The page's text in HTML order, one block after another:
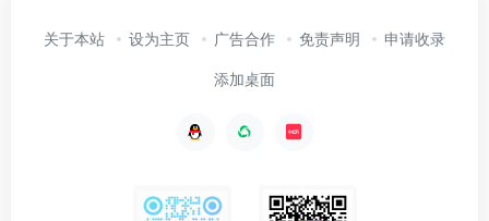
关于本站 设为主页 广告合作 免责声明 申请收录
添加桌面